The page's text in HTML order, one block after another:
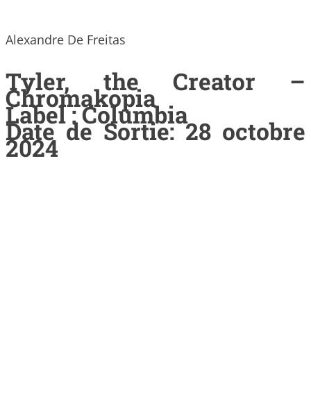
Alexandre De Freitas
Tyler, the Creator –
Chromakopia
Label : Columbia
Date de Sortie: 28 octobre
2024